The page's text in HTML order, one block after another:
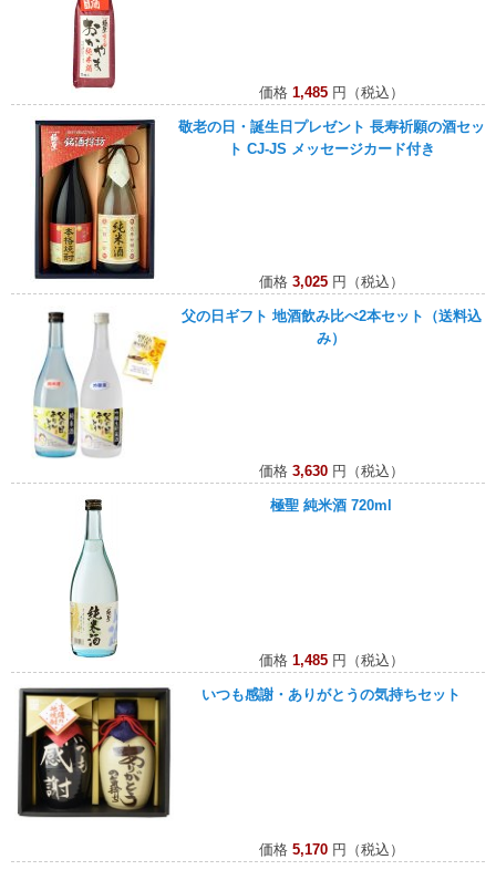
価格 1,485円（税込）
敬老の日・誕生日プレゼント 長寿祈願の酒セッ
ト CJ-JS メッセージカード付き
価格 3,025円（税込）
父の日ギフト 地酒飲み比べ2本セット（送料込
み）
価格 3,630円（税込）
極聖 純米酒 720ml
価格 1,485円（税込）
いつも感謝・ありがとうの気持ちセット
価格 5,170円（税込）